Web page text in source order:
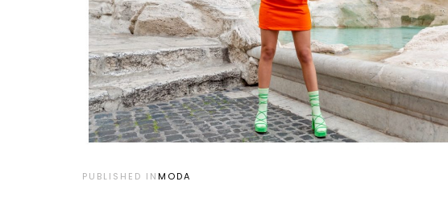
PUBLISHED INMODA